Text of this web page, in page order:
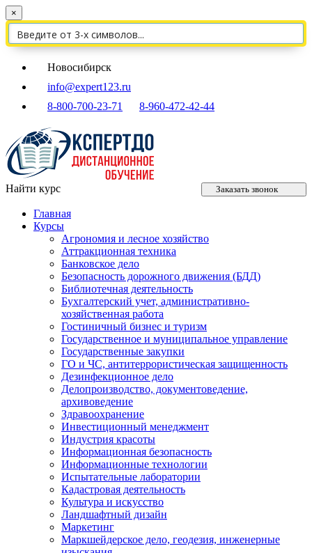
×
Новосибирск
info@expert123.ru
8-800-700-23-71
8-960-472-42-44
Найти курс Заказать звонок
Главная
Курсы
Агрономия и лесное хозяйство
Аттракционная техника
Банковское дело
Безопасность дорожного движения (БДД)
Библиотечная деятельность
Бухгалтерский учет, административно-
хозяйственная работа
Гостиничный бизнес и туризм
Государственное и муниципальное управление
Государственные закупки
ГО и ЧС, антитеррористическая защищенность
Дезинфекционное дело
Делопроизводство, документоведение,
архивоведение
Здравоохранение
Инвестиционный менеджмент
Индустрия красоты
Информационная безопасность
Информационные технологии
Испытательные лаборатории
Кадастровая деятельность
Культура и искусство
Ландшафтный дизайн
Маркетинг
Маркшейдерское дело, геодезия, инженерные